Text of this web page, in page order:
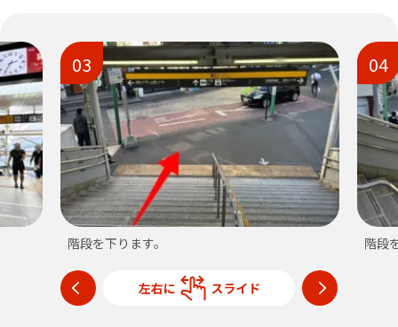
03
階段を下ります。
04
階段